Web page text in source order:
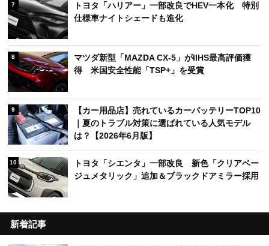
7
トヨタ「ハリアー」一部改良でHEV一本化 特別
仕様車ナイトシェードも進化
8
マツダ新型「MAZDA CX-5」がIIHS最高評価獲
得 米国安全性能「TSP+」を受賞
9
【カー用品店】売れているカーバッテリーTOP10
｜夏のトラブル対策に選ばれている人気モデル
は？【2026年6月版】
10
トヨタ「シエンタ」一部改良 新色「クリアベー
ジュメタリック」追加＆ブラックドアミラー採用
新着記事